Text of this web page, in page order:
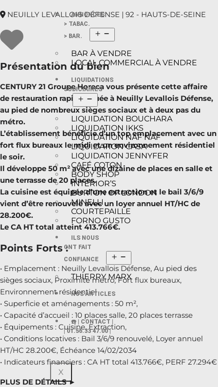
ANNONCES.
> TABAC.
> BAR.
BAR À VENDRE
LOCAL COMMERCIAL À VENDRE
LIQUIDATIONS
JUDICIAIRES
LIQUIDATION BOUCHARA
LIQUIDATION IKKS
LIQUIDATION NAF NAF
LIQUIDATION CASA
LIQUIDATION JENNYFER
CAFÉ COTON
BODY SHOP
INTERIOR’S
BURTON OF LONDON
MINELLI
COURTEPAILLE
FORNO GUSTO
ILS NOUS
ONT FAIT
CONFIANCE
THIERRY MARX
NOS ARTICLES
☎️ | CONTACT |
| 01.56.33 47.00 |
X
NEUILLY LEVALLOIS DÉFENSE | 92 - HAUTS-DE-SEINE
Présentation du bien
CENTURY 21 Groupe Horeca vous présente cette affaire
de restauration rapide située à Neuilly Levallois Défense,
au pied de nombreux sièges sociaux et à deux pas du
métro.
L’établissement bénéficie d’un top emplacement avec un
fort flux bureaux le midi et un environnement résidentiel
le soir.
Il développe 50 m² avec une dizaine de places en salle et
une terrasse de 20 places.
La cuisine est équipée d’une extraction et le bail 3/6/9
vient d’être renouvelé avec un loyer annuel HT/HC de
28.200€.
Le CA HT total atteint 413.766€.
Points Forts :
• Emplacement : Neuilly Levallois Défense, Au pied des
sièges sociaux, Proximité métro, Fort flux bureaux,
Environnement résidentiel
• Superficie et aménagements : 50 m²,
• Capacité d’accueil : 10 places salle, 20 places terrasse
• Équipements : Cuisine, Extraction,
• Conditions locatives : Bail 3/6/9 renouvelé, Loyer annuel
HT/HC 28.200€, Échéance 14/02/2034
• Indicateurs financiers : CA HT total 413.766€, PERF 27.294€
PLUS DE DÉTAILS ►